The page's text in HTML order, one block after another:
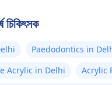
চিকিৎসক
Paedodontics in
Acrylic in Delhi
Acrylic